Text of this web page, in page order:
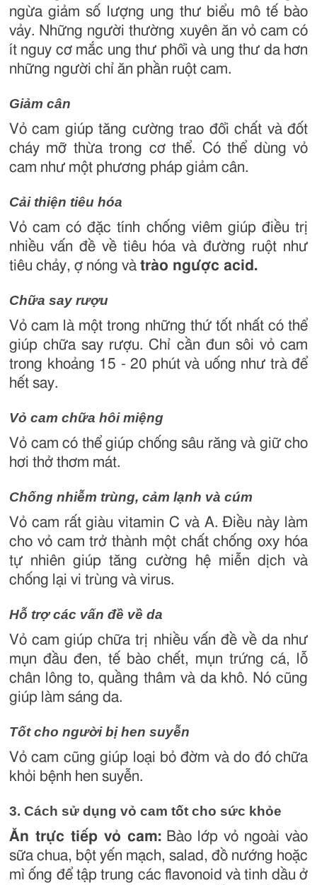
ngừa giảm số lượng ung thư biểu mô tế bào
vảy. Những người thường xuyên ăn vỏ cam có
ít nguy cơ mắc ung thư phổi và ung thư da hơn
những người chỉ ăn phần ruột cam.
Giảm cân
Vỏ cam giúp tăng cường trao đổi chất và đốt
cháy mỡ thừa trong cơ thể. Có thể dùng vỏ
cam như một phương pháp giảm cân.
Cải thiện tiêu hóa
Vỏ cam có đặc tính chống viêm giúp điều trị
nhiều vấn đề về tiêu hóa và đường ruột như
tiêu chảy, ợ nóng và trào ngược acid.
Chữa say rượu
Vỏ cam là một trong những thứ tốt nhất có thể
giúp chữa say rượu. Chỉ cần đun sôi vỏ cam
trong khoảng 15 - 20 phút và uống như trà để
hết say.
Vỏ cam chữa hôi miệng
Vỏ cam có thể giúp chống sâu răng và giữ cho
hơi thở thơm mát.
Chống nhiễm trùng, cảm lạnh và cúm
Vỏ cam rất giàu vitamin C và A. Điều này làm
cho vỏ cam trở thành một chất chống oxy hóa
tự nhiên giúp tăng cường hệ miễn dịch và
chống lại vi trùng và virus.
Hỗ trợ các vấn đề về da
Vỏ cam giúp chữa trị nhiều vấn đề về da như
mụn đầu đen, tế bào chết, mụn trứng cá, lỗ
chân lông to, quầng thâm và da khô. Nó cũng
giúp làm sáng da.
Tốt cho người bị hen suyễn
Vỏ cam cũng giúp loại bỏ đờm và do đó chữa
khỏi bệnh hen suyễn.
3. Cách sử dụng vỏ cam tốt cho sức khỏe
Ăn trực tiếp vỏ cam:Bào lớp vỏ ngoài vào
sữa chua, bột yến mạch, salad, đồ nướng hoặc
mì ống để tập trung các flavonoid và tinh dầu ở